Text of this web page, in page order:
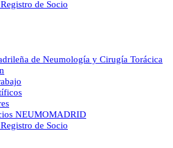
de Socio
de Neumología y Cirugía Torácica
NEUMOMADRID
de Socio